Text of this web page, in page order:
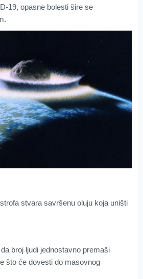
19, opasne bolesti šire se
stvara savršenu oluju koja uništi
broj ljudi jednostavno premaši
što će dovesti do masovnog